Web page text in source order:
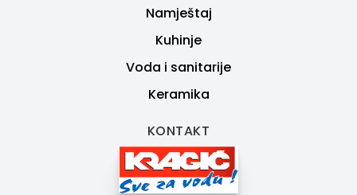
Namještaj
Kuhinje
Voda i sanitarije
Keramika
KONTAKT